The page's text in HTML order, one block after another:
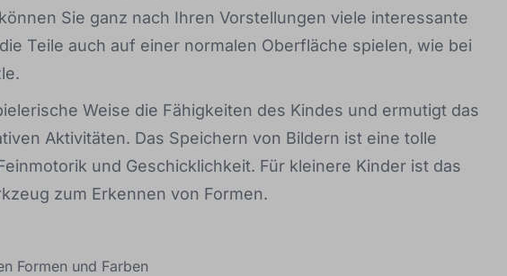
Sie ganz nach Ihren Vorstellungen viele interessante
Teile auch auf einer normalen Oberfläche spielen, wie bei
Weise die Fähigkeiten des Kindes und ermutigt das
Aktivitäten. Das Speichern von Bildern ist eine tolle
und Geschicklichkeit. Für kleinere Kinder ist das
zum Erkennen von Formen.
Formen und Farben